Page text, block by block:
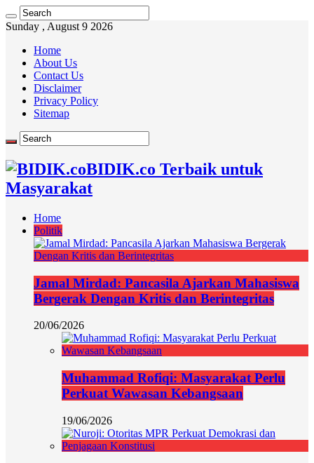
Sunday , August 9 2026
Home
About Us
Contact Us
Disclaimer
Privacy Policy
Sitemap
BIDIK.co Terbaik untuk
Masyarakat
Home
Politik
Jamal Mirdad: Pancasila Ajarkan Mahasiswa
Bergerak Dengan Kritis dan Berintegritas
20/06/2026
Muhammad Rofiqi: Masyarakat Perlu
Perkuat Wawasan Kebangsaan
19/06/2026